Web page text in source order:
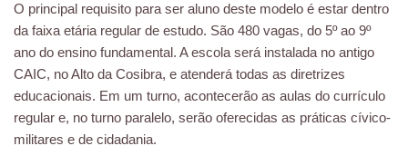
O principal requisito para ser aluno deste modelo é estar dentro
da faixa etária regular de estudo. São 480 vagas, do 5º ao 9º
ano do ensino fundamental. A escola será instalada no antigo
CAIC, no Alto da Cosibra, e atenderá todas as diretrizes
educacionais. Em um turno, acontecerão as aulas do currículo
regular e, no turno paralelo, serão oferecidas as práticas cívico-
militares e de cidadania.